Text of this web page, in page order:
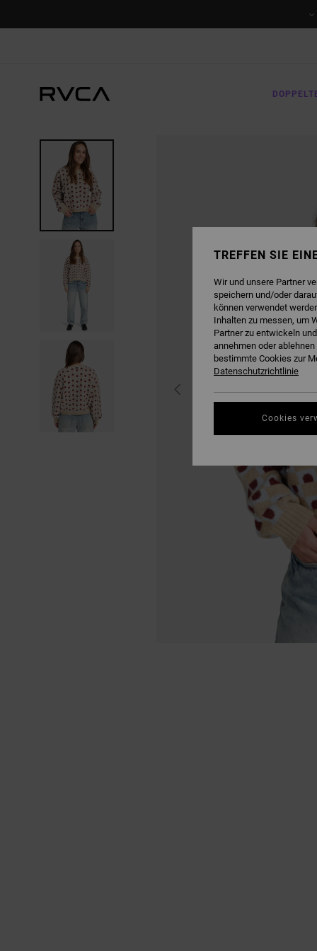
TREFFEN SIE
Wir und unsere Partner
speichern und/oder
können verwendet
Inhalten zu messen, um
Partner zu entwickeln
annehmen oder
bestimmte Cookies zur
Datenschutzrichtlinie
Cookies